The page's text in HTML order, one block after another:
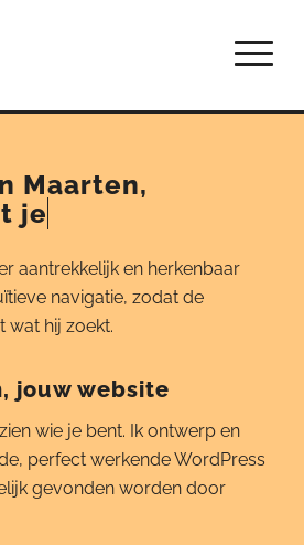
Maarten,
je mee.
aantrekkelijk en herkenbaar
navigatie, zodat de
wat hij zoekt.
jouw website
wie je bent. Ik ontwerp en
perfect werkende WordPress
gevonden worden door